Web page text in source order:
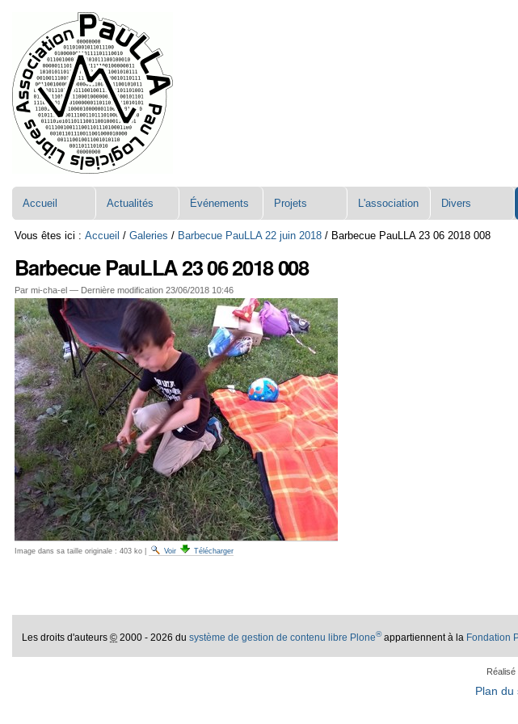
contenu.
Aller
à
la
navigation
Accueil Actualités Événements Projets L'association Divers
Vous êtes ici : Accueil /Galeries / Barbecue PauLLA 22 juin 2018 / Barbecue PauLLA 23 06 2018 008
Barbecue PauLLA 23 06 2018 008
Par mi-cha-el — Dernière modification 23/06/2018 10:46
Image dans sa taille originale : 403 ko Voir Télécharger
Les droits d'auteurs© 2000 - 2026 dusystème de gestion de contenu libre Plone®appartiennent à la Fondation
Plan du